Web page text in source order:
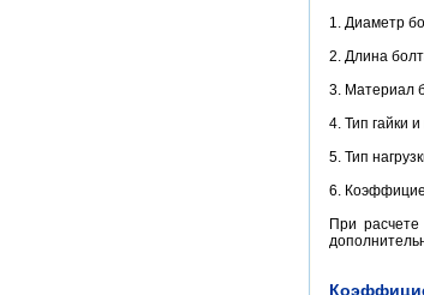
1. Диаметр
2. Длина
3. Материал
4. Тип гайки
5. Тип
6.
При